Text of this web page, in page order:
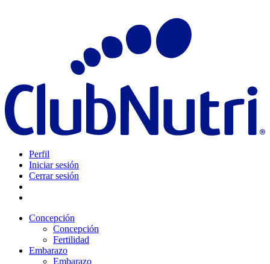
Perfil
Iniciar sesión
Cerrar sesión
Concepción
Concepción
Fertilidad
Embarazo
Embarazo